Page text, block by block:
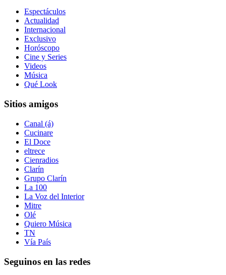
Espectáculos
Actualidad
Internacional
Exclusivo
Horóscopo
Cine y Series
Videos
Música
Qué Look
Sitios amigos
Canal (á)
Cucinare
El Doce
eltrece
Cienradios
Clarín
Grupo Clarín
La 100
La Voz del Interior
Mitre
Olé
Quiero Música
TN
Vía País
Seguinos en las redes